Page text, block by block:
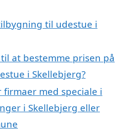
til udestue i
at bestemme prisen på
i Skellebjerg?
firmaer med speciale i
i Skellebjerg eller